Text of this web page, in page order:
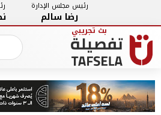
رئيس مجلس الإدارة
رضا سالم